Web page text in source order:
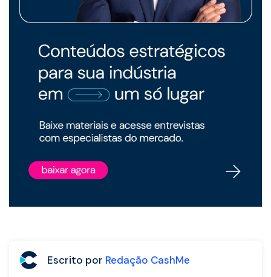
Escrito por Redação CashMe